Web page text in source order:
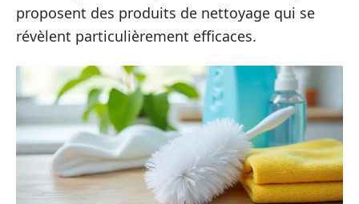
proposent des produits de nettoyage qui se
révèlent particulièrement efficaces.